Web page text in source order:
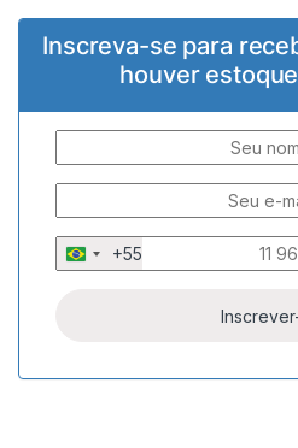
Inscreva-se para
houver
B
+55